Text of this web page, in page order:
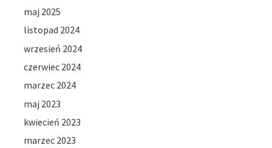
maj 2025
listopad 2024
wrzesień 2024
czerwiec 2024
marzec 2024
maj 2023
kwiecień 2023
marzec 2023